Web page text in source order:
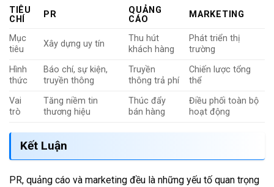
TIÊU
CHÍ
PR
QUẢNG
CÁO
MARKETING
Mục
tiêu
Xây dựng uy tín
Thu hút
khách hàng
Phát triển thị
trường
Hình
thức
Báo chí, sự kiện,
truyền thông
Truyền
thông trả phí
Chiến lược tổng
thể
Vai
trò
Tăng niềm tin
thương hiệu
Thúc đẩy
bán hàng
Điều phối toàn bộ
hoạt động
Kết Luận
PR, quảng cáo và marketing đều là những yếu tố quan trọng